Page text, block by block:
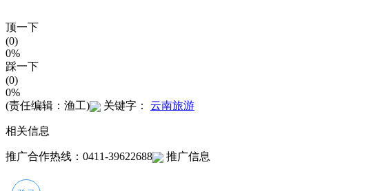
顶一下
(0)
0%
踩一下
(0)
0%
(责任编辑：渔工)
关键字： 云南旅游
相关信息
推广合作热线：0411-39622688 推广信息